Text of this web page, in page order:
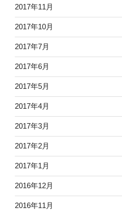
2017年11月
2017年10月
2017年7月
2017年6月
2017年5月
2017年4月
2017年3月
2017年2月
2017年1月
2016年12月
2016年11月